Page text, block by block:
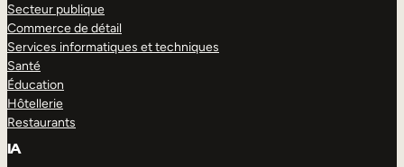
Secteur publique
Commerce de détail
Services informatiques et techniques
Santé
Éducation
Hôtellerie
Restaurants
IA